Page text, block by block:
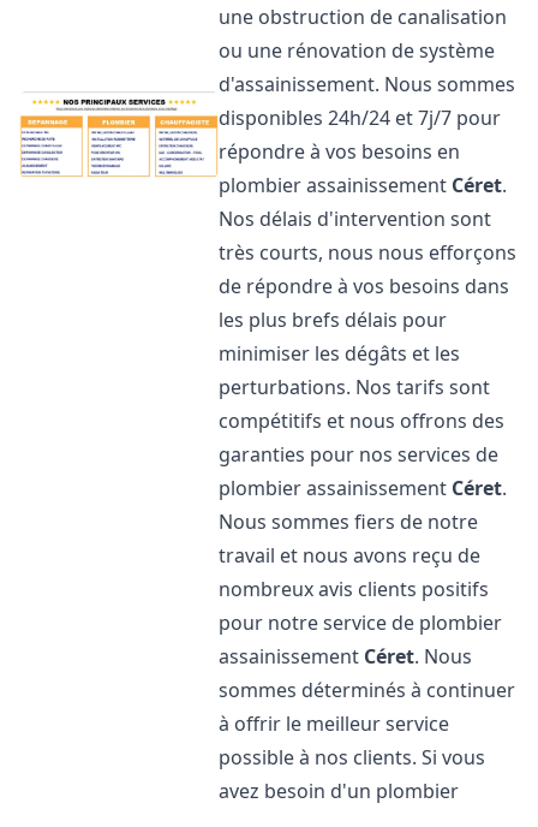
une obstruction de canalisation
ou une rénovation de système
d'assainissement. Nous sommes
disponibles 24h/24 et 7j/7 pour
répondre à vos besoins en
plombier assainissement Céret.
Nos délais d'intervention sont
très courts, nous nous efforçons
de répondre à vos besoins dans
les plus brefs délais pour
minimiser les dégâts et les
perturbations. Nos tarifs sont
compétitifs et nous offrons des
garanties pour nos services de
plombier assainissement Céret.
Nous sommes fiers de notre
travail et nous avons reçu de
nombreux avis clients positifs
pour notre service de plombier
assainissement Céret. Nous
sommes déterminés à continuer
à offrir le meilleur service
possible à nos clients. Si vous
avez besoin d'un plombier